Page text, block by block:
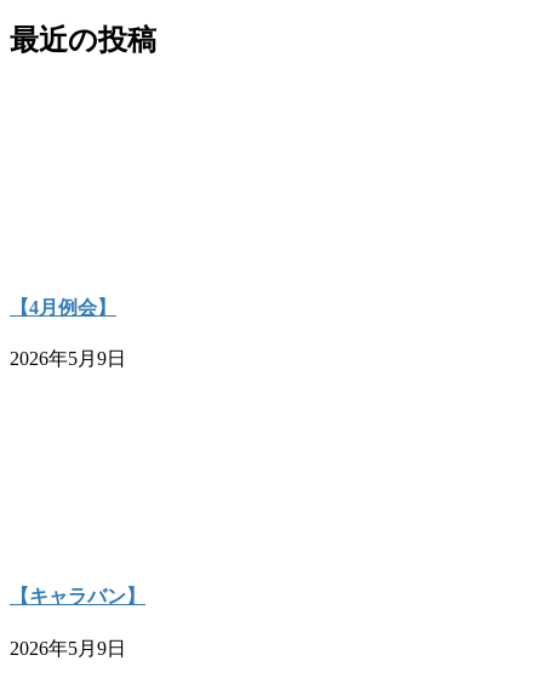
最近の投稿
【4月例会】
2026年5月9日
【キャラバン】
2026年5月9日